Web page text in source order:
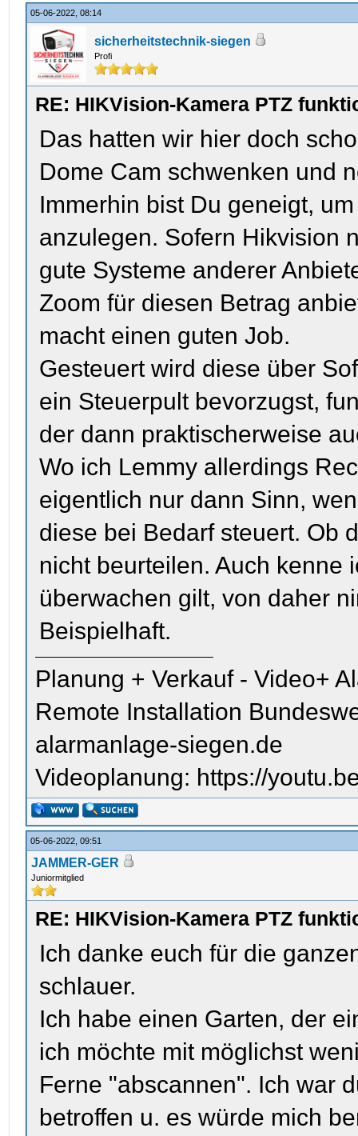
05-06-2022, 08:14
sicherheitstechnik-siegen
Profi
RE: HIKVision-Kamera PTZ
Das hatten wir hier doch
Dome Cam schwenken und
Immerhin bist Du geneigt,
anzulegen. Sofern Hikvision
gute Systeme anderer
Zoom für diesen Betrag
macht einen guten Job.
Gesteuert wird diese über
ein Steuerpult bevorzugst,
der dann praktischerweise
Wo ich Lemmy allerdings
eigentlich nur dann Sinn,
diese bei Bedarf steuert. Ob
nicht beurteilen. Auch kenne
überwachen gilt, von daher
Beispielhaft.
Planung + Verkauf - Video+
Remote Installation
alarmanlage-siegen.de
Videoplanung: https://
05-06-2022, 09:51
JAMMER-GER
Juniormitglied
RE: HIKVision-Kamera PTZ
Ich danke euch für die
schlauer.
Ich habe einen Garten, der
ich möchte mit möglichst
Ferne "abscannen". Ich war
betroffen u. es würde mich